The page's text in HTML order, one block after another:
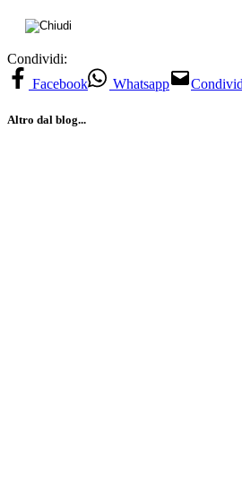
Condividi:
Facebook
Whatsapp
Altro dal blog...